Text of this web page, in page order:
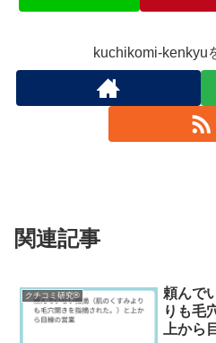
kuchikomi-kenkyu
関連記事
クチコミ研究®
頼んで
りも毛
上から